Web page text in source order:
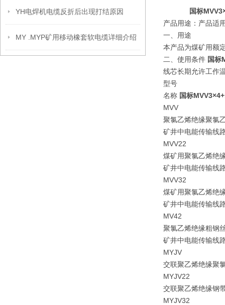
YH电焊机电缆反折后出现打结原因
MY .MYP矿用移动橡套软电缆详细介绍
国标
产品用途：产品适
一、用途
本产品为煤矿用额
二、使用条件 国标
线芯长期允许工作
型号
名称 国标
MVV
聚氯乙烯绝缘聚氯
矿井中电能传输线
MVV22
煤矿用聚氯乙烯绝
矿井中电能传输线
MVV32
煤矿用聚氯乙烯绝
矿井中电能传输线
MV42
聚氯乙烯绝缘粗钢
矿井中电能传输线
MYJV
交联聚乙烯绝缘聚
MYJV22
交联聚乙烯绝缘钢
MYJV32